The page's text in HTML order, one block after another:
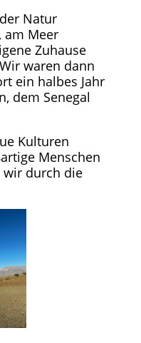
Natur
am Meer
Zuhause
waren dann
ein halbes Jahr
dem Senegal
Kulturen
Menschen
wir durch die